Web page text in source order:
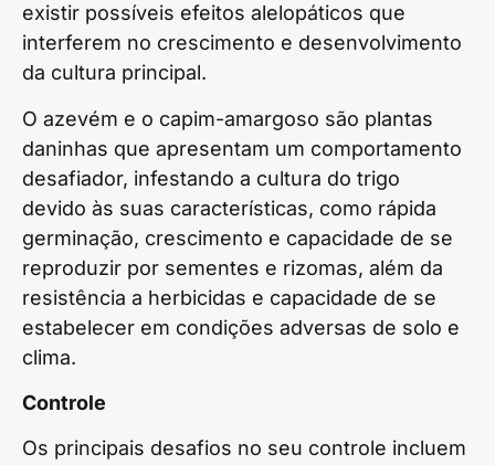
existir possíveis efeitos alelopáticos que
interferem no crescimento e desenvolvimento
da cultura principal.
O azevém e o capim-amargoso são plantas
daninhas que apresentam um comportamento
desafiador, infestando a cultura do trigo
devido às suas características, como rápida
germinação, crescimento e capacidade de se
reproduzir por sementes e rizomas, além da
resistência a herbicidas e capacidade de se
estabelecer em condições adversas de solo e
clima.
Controle
Os principais desafios no seu controle incluem